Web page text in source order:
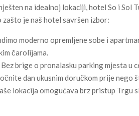
na idealnoj lokaciji, hotel So i Sol
zašto je naš hotel savršen izbor:
moderno opremljene sobe i
čarolijama.
brige o pronalasku parking mjesta u
dan ukusnim doručkom prije
lokacija omogućava brz pristup Trgu